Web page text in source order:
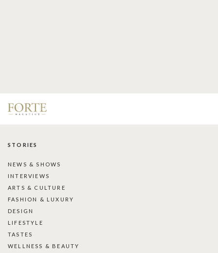
STORIES
NEWS & SHOWS
INTERVIEWS
ARTS & CULTURE
FASHION & LUXURY
DESIGN
LIFESTYLE
TASTES
WELLNESS & BEAUTY